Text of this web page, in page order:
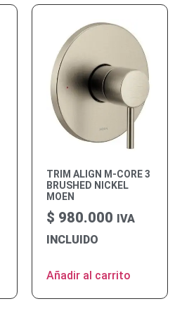
TRIM ALIGN M-CORE 3
BRUSHED NICKEL
MOEN
$ 980.000 IVA
INCLUIDO
Añadir al carrito